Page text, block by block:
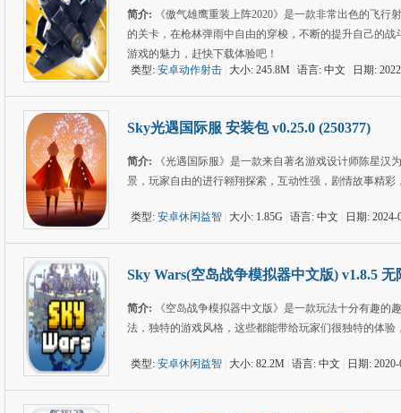
简介:
《傲气雄鹰重装上阵2020》是一款非常出色的飞
的关卡，在枪林弹雨中自由的穿梭，不断的提升自己的
游戏的魅力，赶快下载体验吧！
类型: 安卓动作射击 大小: 245.8M 语言: 中文 日期:
Sky光遇国际服 安装包 v0.25.0 (250377)
简介:
《光遇国际服》是一款来自著名游戏设计师陈星
景，玩家自由的进行翱翔探索，互动性强，剧情故事精
类型: 安卓休闲益智 大小: 1.85G 语言: 中文 日期: 2024-
Sky Wars(空岛战争模拟器中文版) v1.8.5 无
简介:
《空岛战争模拟器中文版》是一款玩法十分有趣
法，独特的游戏风格，这些都能带给玩家们很独特的体
类型: 安卓休闲益智 大小: 82.2M 语言: 中文 日期: